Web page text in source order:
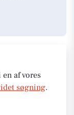
af vores
søgning.